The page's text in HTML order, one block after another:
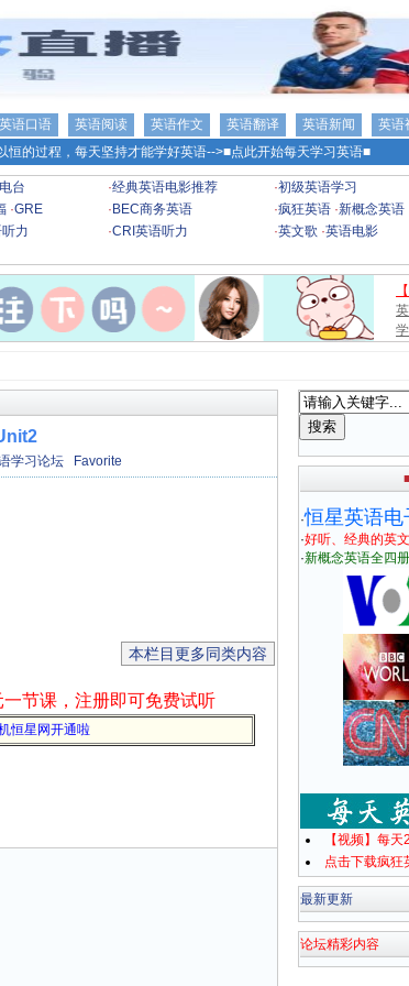
英语口语 英语阅读 英语作文 英语翻译 英语新闻 英语
恒的过程，每天坚持才能学好英语-->■点此开始每天学习英语■
台 ·经典英语电影推荐 ·初级英语学习
·GRE · BEC商务英语 ·疯狂英语 ·新概念英语
力 ·CRI英语听力 ·英文歌 ·英语电影
学习论坛 Favorite
本栏目更多同类内容
一节课，注册即可免费试听
恒星网开通啦
·恒星英语电
·好听、经典的英
·新概念英语全四
【视频】每
点击下载疯狂
最新更新
论坛精彩内容